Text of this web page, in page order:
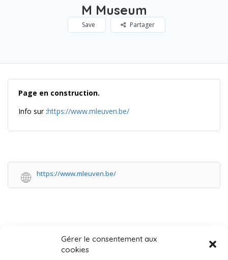
Gérer le consentement aux
cookies
M Museum
Save Partager
Page en construction.
Info sur :https://www.mleuven.be/
https://www.mleuven.be/